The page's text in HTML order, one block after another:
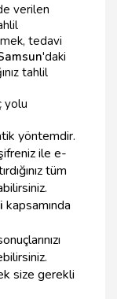
verilen
tedavi
'daki
tahlil
yolu
yöntemdir.
ile e-
tüm
kapsamında
size gerekli